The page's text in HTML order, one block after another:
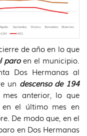
de año en lo que
paro en el municipio.
Dos Hermanas al
un descenso de 194
anterior, lo que
el último mes en
De modo que, en el
en Dos Hermanas